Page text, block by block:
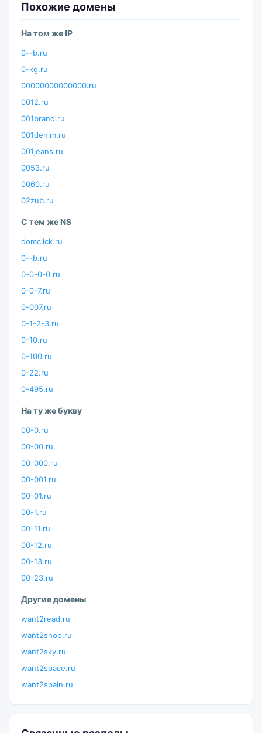
Похожие домены
На том же IP
0--b.ru
0-kg.ru
00000000000000.ru
0012.ru
001brand.ru
001denim.ru
001jeans.ru
0053.ru
0060.ru
02zub.ru
С тем же NS
domclick.ru
0--b.ru
0-0-0-0.ru
0-0-7.ru
0-007.ru
0-1-2-3.ru
0-10.ru
0-100.ru
0-22.ru
0-495.ru
На ту же букву
00-0.ru
00-00.ru
00-000.ru
00-001.ru
00-01.ru
00-1.ru
00-11.ru
00-12.ru
00-13.ru
00-23.ru
Другие домены
want2read.ru
want2shop.ru
want2sky.ru
want2space.ru
want2spain.ru